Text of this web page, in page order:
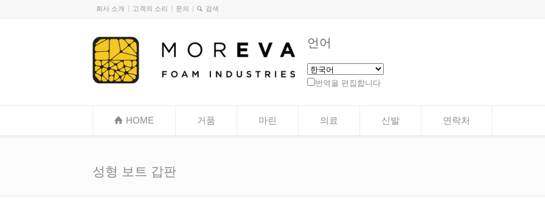
회사 소개 고객의 소리 문의
언어
번역을 편집합니다
HOME 거품 마린 의료 신발 연락처
성형 보트 갑판